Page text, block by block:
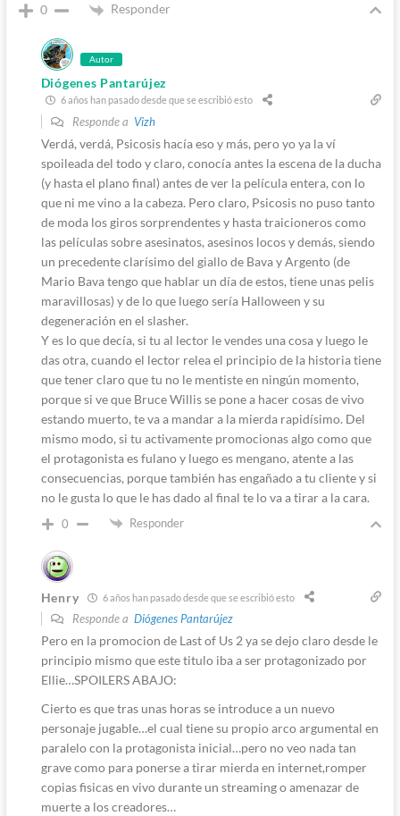
0 Responder
Autor
Diógenes Pantarújez
6 años han pasado desde que se escribió esto
Responde a Vizh
Verdá, verdá, Psicosis hacía eso y más, pero yo ya la ví
spoileada del todo y claro, conocía antes la escena de la ducha
(y hasta el plano final) antes de ver la película entera, con lo
que ni me vino a la cabeza. Pero claro, Psicosis no puso tanto
de moda los giros sorprendentes y hasta traicioneros como
las películas sobre asesinatos, asesinos locos y demás, siendo
un precedente clarísimo del giallo de Bava y Argento (de
Mario Bava tengo que hablar un día de estos, tiene unas pelis
maravillosas) y de lo que luego sería Halloween y su
degeneración en el slasher.
Y es lo que decía, si tu al lector le vendes una cosa y luego le
das otra, cuando el lector relea el principio de la historia tiene
que tener claro que tu no le mentiste en ningún momento,
porque si ve que Bruce Willis se pone a hacer cosas de vivo
estando muerto, te va a mandar a la mierda rapidísimo. Del
mismo modo, si tu activamente promocionas algo como que
el protagonista es fulano y luego es mengano, atente a las
consecuencias, porque también has engañado a tu cliente y si
no le gusta lo que le has dado al final te lo va a tirar a la cara.
0 Responder
Henry 6 años han pasado desde que se escribió esto
Responde a Diógenes Pantarújez
Pero en la promocion de Last of Us 2 ya se dejo claro desde le
principio mismo que este titulo iba a ser protagonizado por
Ellie…SPOILERS ABAJO:
Cierto es que tras unas horas se introduce a un nuevo
personaje jugable…el cual tiene su propio arco argumental en
paralelo con la protagonista inicial…pero no veo nada tan
grave como para ponerse a tirar mierda en internet,romper
copias fisicas en vivo durante un streaming o amenazar de
muerte a los creadores…